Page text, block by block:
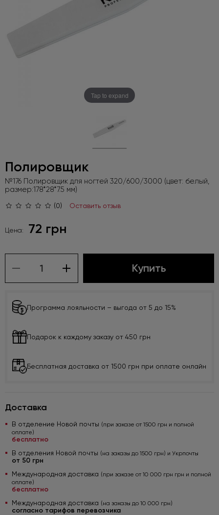
Tap to expand
Полировщик
№176 Полировщик для ногтей 320/600/3000 (цвет: белый,
размер:178*28*7.5 мм)
(0) Оставить отзыв
Цена: 72 грн
Купить
Программа лояльности – выгода от 5 до 15%
Подарок к каждому заказу от 450 грн
Бесплатная доставка от 1500 грн при оплате онлайн
Доставка
В отделение Новой почты (при заказе от 1500 грн и полной
оплате)
бесплатно
В отделения Новой почты (на заказы до 1500 грн) и Укрпочты
от 50 грн
Международная доставка (при заказе от 10 000 грн грн и полной
оплате)
бесплатно
Международная доставка (на заказы до 10 000 грн)
согласно тарифов перевозчика